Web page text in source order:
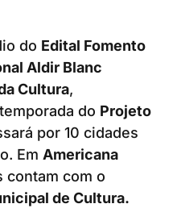
do Edital Fomento
Aldir Blanc
Cultura,
do Projeto
por 10 cidades
Em Americana
contam com o
de Cultura.